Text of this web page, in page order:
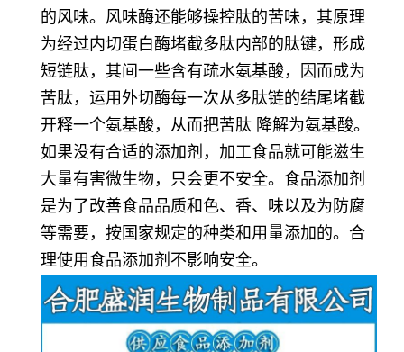
的风味。风味酶还能够操控肽的苦味，其原理
为经过内切蛋白酶堵截多肽内部的肽键，形成
短链肽，其间一些含有疏水氨基酸，因而成为
苦肽，运用外切酶每一次从多肽链的结尾堵截
开释一个氨基酸，从而把苦肽 降解为氨基酸。
如果没有合适的添加剂，加工食品就可能滋生
大量有害微生物，只会更不安全。食品添加剂
是为了改善食品品质和色、香、味以及为防腐
等需要，按国家规定的种类和用量添加的。合
理使用食品添加剂不影响安全。